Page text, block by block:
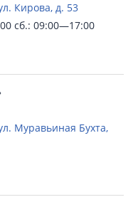
Кирова, д. 53
сб.: 09:00—17:00
Муравьиная Бухта,